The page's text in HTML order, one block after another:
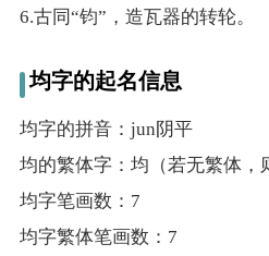
虎年起名
名
6.古同“钧”，造瓦器的转轮。
均字的起名信息
均字的拼音：jun阴平
均的繁体字：均（若无繁体，
均字笔画数：7
均字繁体笔画数：7